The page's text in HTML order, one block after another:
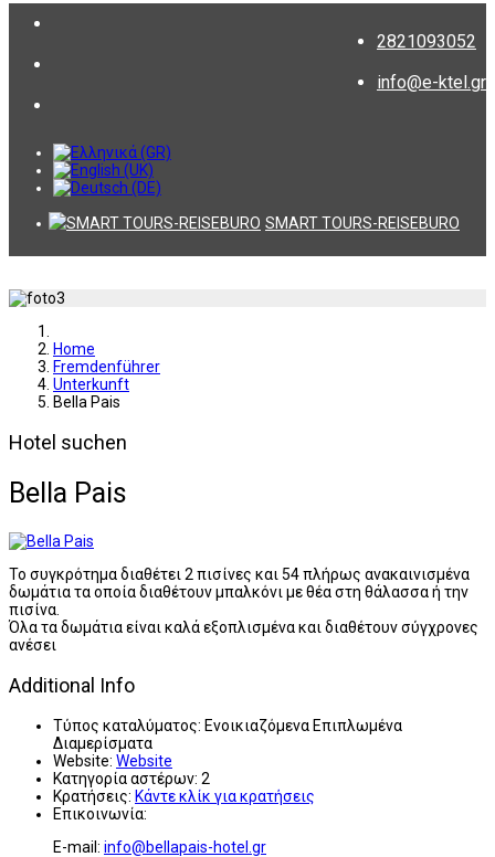
2821093052
info@e-ktel.gr
SMART TOURS-REISEBURO
Home
Fremdenführer
Unterkunft
Bella Pais
Hotel suchen
Bella Pais
Το συγκρότημα διαθέτει 2 πισίνες και 54 πλήρως ανακαινισμένα
δωμάτια τα οποία διαθέτουν μπαλκόνι με θέα στη θάλασσα ή την
πισίνα.
Όλα τα δωμάτια είναι καλά εξοπλισμένα και διαθέτουν σύγχρονες
ανέσει
Additional Info
Τύπος καταλύματος: Ενοικιαζόμενα Επιπλωμένα
Διαμερίσματα
Website: Website
Κατηγορία αστέρων: 2
Κρατήσεις: Κάντε κλίκ για κρατήσεις
Επικοινωνία:
E-mail: info@bellapais-hotel.gr